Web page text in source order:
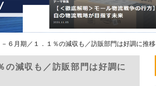
６月期／１．１％の減収も／訪販部門は好調に推移
減収も／訪販部門は好調に